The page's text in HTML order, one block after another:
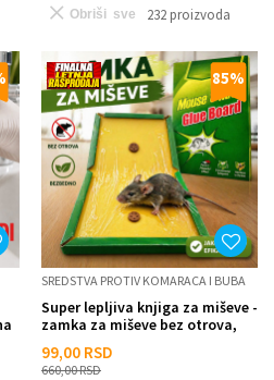
232 proizvoda
Obriši sve
85%
SREDSTVA PROTIV KOMARACA I BUBA
Super lepljiva knjiga za miševe -
zamka za miševe bez otrova,
99,00 RSD
660,00RSD